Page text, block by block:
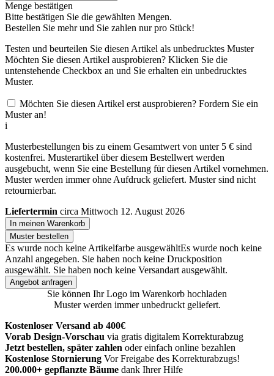
Menge bestätigen
Bitte bestätigen Sie die gewählten Mengen.
Bestellen Sie mehr und Sie zahlen nurpro Stück!
Testen und beurteilen Sie diesen Artikel als unbedrucktes Muster
Möchten Sie diesen Artikel ausprobieren? Klicken Sie die
untenstehende Checkbox an und Sie erhalten ein unbedrucktes
Muster.
Möchten Sie diesen Artikel erst ausprobieren? Fordern Sie ein
Muster an!
i
Musterbestellungen bis zu einem Gesamtwert von unter 5 € sind
kostenfrei. Musterartikel über diesem Bestellwert werden
ausgebucht, wenn Sie eine Bestellung für diesen Artikel vornehmen.
Muster werden immer ohne Aufdruck geliefert. Muster sind nicht
retournierbar.
Liefertermin circa Mittwoch 12. August 2026
In meinen Warenkorb
Muster bestellen
Es wurde noch keine Artikelfarbe ausgewähltEs wurde noch keine
Anzahl angegeben. Sie haben noch keine Druckposition
ausgewählt. Sie haben noch keine Versandart ausgewählt.
Angebot anfragen
Sie können Ihr Logo im Warenkorb hochladen
Muster werden immer unbedruckt geliefert.
Kostenloser Versand ab 400€
Vorab Design-Vorschau via gratis digitalem Korrekturabzug
Jetzt bestellen, später zahlen oder einfach online bezahlen
Kostenlose Stornierung Vor Freigabe des Korrekturabzugs!
200.000+ gepflanzte Bäume dank Ihrer Hilfe